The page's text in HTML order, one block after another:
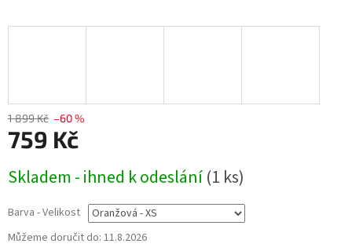
1 899 Kč –60 %
759 Kč
cena:
Skladem - ihned k odeslání(1 ks)
Barva - Velikost
Můžeme doručit do: 11.8.2026